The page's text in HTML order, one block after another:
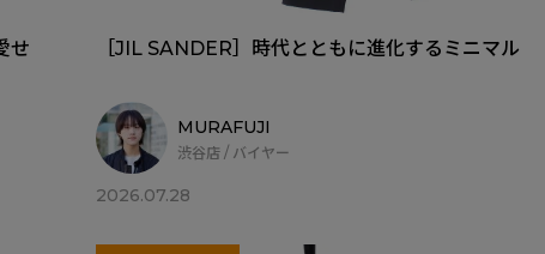
せ
［JIL SANDER］時代とともに進化するミニマル
MURAFUJI
渋谷店 / バイヤー
2026.07.28